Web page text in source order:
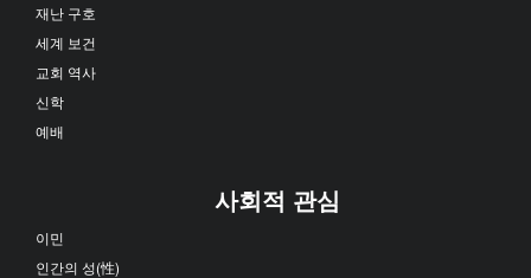
재난 구호
세계 보건
교회 역사
신학
예배
사회적 관심
이민
인간의 성(性)